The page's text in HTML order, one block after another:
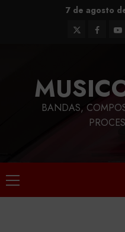
7 de agosto
Twitter
BANDAS,
Menú
principal